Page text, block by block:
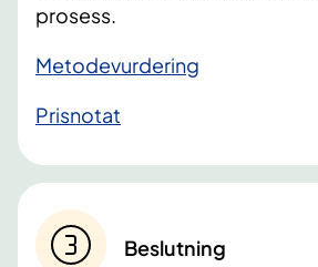
prosess.
Metodevurdering
Prisnotat
Beslutning